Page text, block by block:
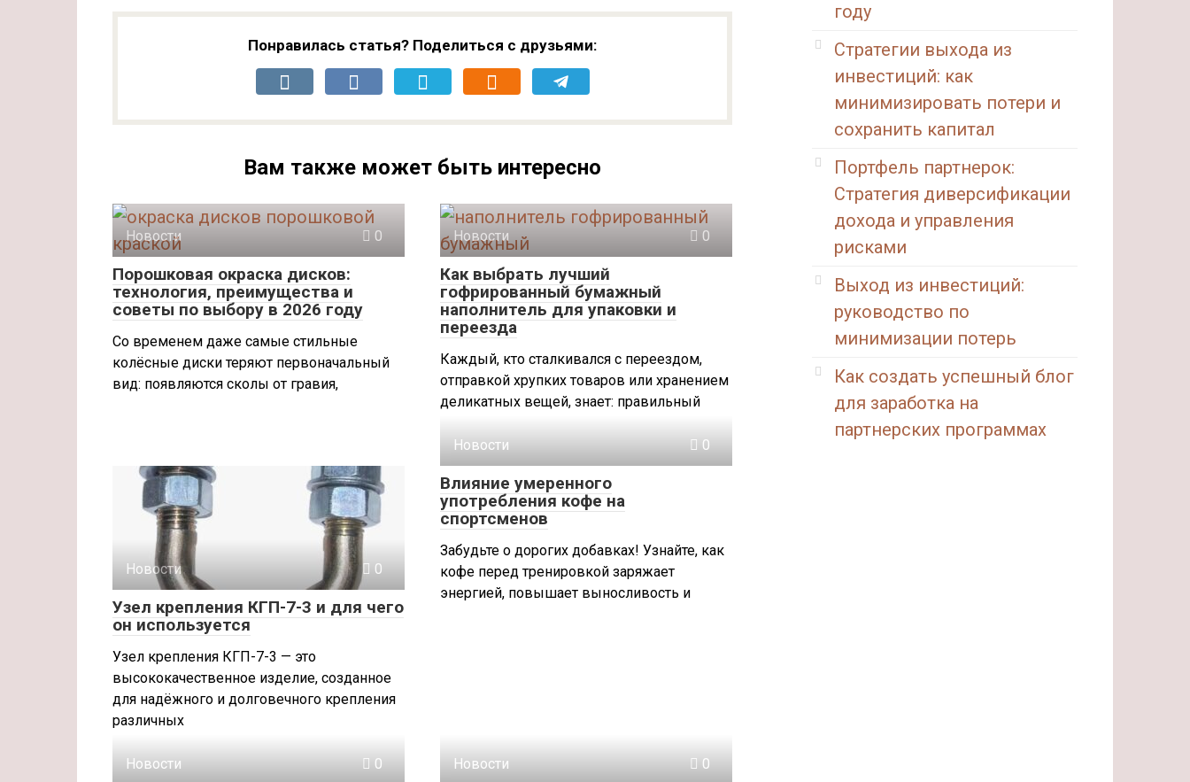
Понравилась статья? Поделиться с друзьями:
Вам также может быть интересно
Новости 0
Порошковая окраска дисков:
технология, преимущества и
советы по выбору в 2026 году
Со временем даже самые стильные
колёсные диски теряют первоначальный
вид: появляются сколы от гравия,
Новости 0
Как выбрать лучший
гофрированный бумажный
наполнитель для упаковки и
переезда
Каждый, кто сталкивался с переездом,
отправкой хрупких товаров или хранением
деликатных вещей, знает: правильный
Новости 0
Узел крепления КГП-7-3 и для чего
он используется
Узел крепления КГП-7-3 — это
высококачественное изделие, созданное
для надёжного и долговечного крепления
различных
Новости 0
Влияние умеренного
употребления кофе на
спортсменов
Забудьте о дорогих добавках! Узнайте, как
кофе перед тренировкой заряжает
энергией, повышает выносливость и
Новости 0 Новости 0
году
Стратегии выхода из
инвестиций: как
минимизировать потери и
сохранить капитал
Портфель партнерок:
Стратегия диверсификации
дохода и управления
рисками
Выход из инвестиций:
руководство по
минимизации потерь
Как создать успешный блог
для заработка на
партнерских программах